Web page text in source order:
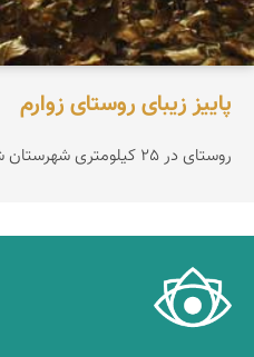
پاییز زیبای روستای زوارم
روستای در 25 کیلومتری شهرستان شیروان خراسان شمالی